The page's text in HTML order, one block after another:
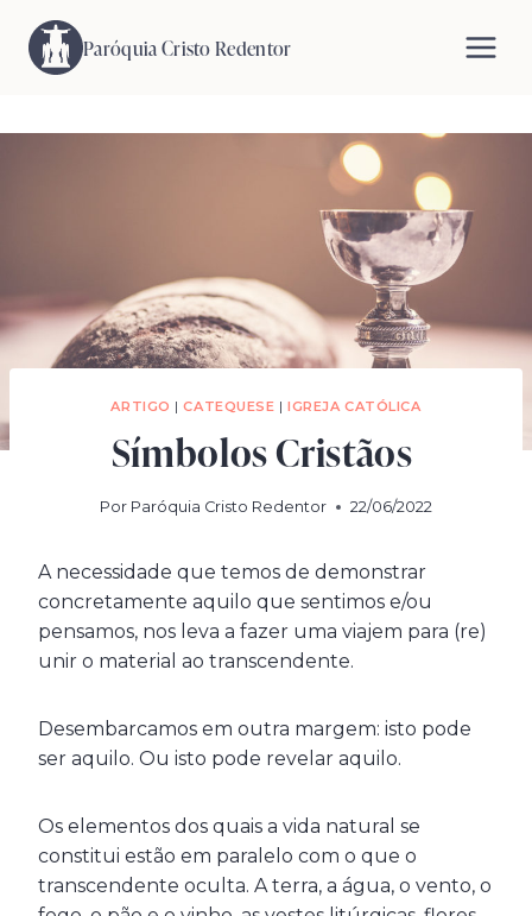
para
Paróquia Cristo Redentor
ARTIGO |CATEQUESE |IGREJA CATÓLICA
Símbolos Cristãos
Por Paróquia Cristo Redentor 22/06/2022
A necessidade que temos de demonstrar
concretamente aquilo que sentimos e/ou
pensamos, nos leva a fazer uma viajem para (re)
unir o material ao transcendente.
Desembarcamos em outra margem: isto pode
ser aquilo. Ou isto pode revelar aquilo.
Os elementos dos quais a vida natural se
constitui estão em paralelo com o que o
transcendente oculta. A terra, a água, o vento, o